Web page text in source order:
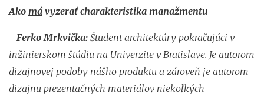
Ako má vyzerať charakteristika manažmentu
- Ferko Mrkvička: Študent architektúry pokračujúci v
inžinierskom štúdiu na Univerzite v Bratislave. Je autorom
dizajnovej podoby nášho produktu a zároveň je autorom
dizajnu prezentačných materiálov niekoľkých